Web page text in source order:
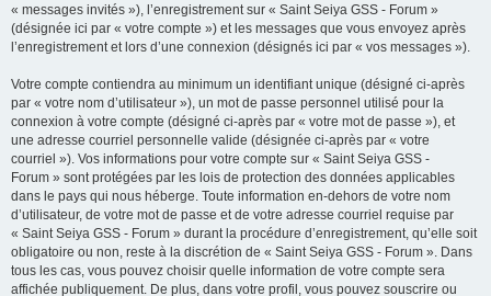
« messages invités »), l’enregistrement sur « Saint Seiya GSS - Forum »
(désignée ici par « votre compte ») et les messages que vous envoyez après
l’enregistrement et lors d’une connexion (désignés ici par « vos messages »).
Votre compte contiendra au minimum un identifiant unique (désigné ci-après
par « votre nom d’utilisateur »), un mot de passe personnel utilisé pour la
connexion à votre compte (désigné ci-après par « votre mot de passe »), et
une adresse courriel personnelle valide (désignée ci-après par « votre
courriel »). Vos informations pour votre compte sur « Saint Seiya GSS -
Forum » sont protégées par les lois de protection des données applicables
dans le pays qui nous héberge. Toute information en-dehors de votre nom
d’utilisateur, de votre mot de passe et de votre adresse courriel requise par
« Saint Seiya GSS - Forum » durant la procédure d’enregistrement, qu’elle soit
obligatoire ou non, reste à la discrétion de « Saint Seiya GSS - Forum ». Dans
tous les cas, vous pouvez choisir quelle information de votre compte sera
affichée publiquement. De plus, dans votre profil, vous pouvez souscrire ou